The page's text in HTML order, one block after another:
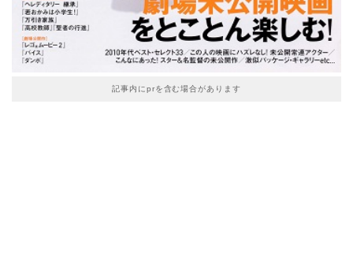
記事内にprを含む場合があります